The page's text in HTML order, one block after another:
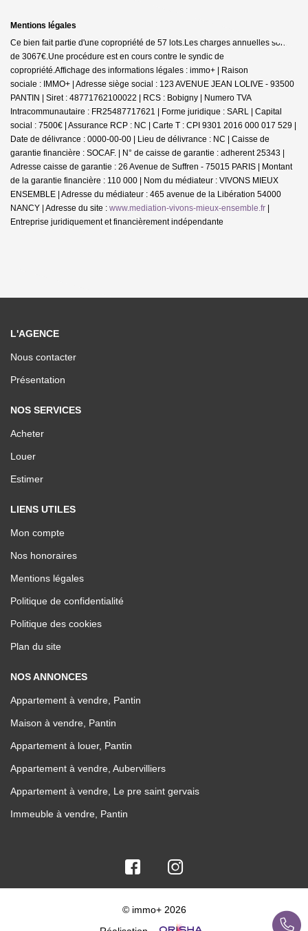
Mentions légales
Ce bien fait partie d'une copropriété de 57 lots.Les charges annuelles sont
de 3067€. Une procédure est en cours contre le syndic de
copropriété. Affichage des informations légales : immo+ | Raison
sociale : IMMO+ | Adresse siège social : 123 AVENUE JEAN LOLIVE - 93500
PANTIN | Siret : 48771762100022 | RCS : Bobigny | Numero TVA
Intracommunautaire : FR25487717621 | Forme juridique : SARL | Capital
social : 7500€ | Assurance RCP : NC | Carte T : CPI 9301 2016 000 017 529 |
Date de délivrance : 0000-00-00 | Lieu de délivrance : NC | Caisse de
garantie financière : SOCAF. | N° de caisse de garantie : adherent 25343 |
Adresse caisse de garantie : 26 Avenue de Suffren - 75015 PARIS | Montant
de la garantie financière : 110 000 | Nom du médiateur : VIVONS MIEUX
ENSEMBLE | Adresse du médiateur : 465 avenue de la Libération 54000
NANCY | Adresse du site : www.mediation-vivons-mieux-ensemble.fr |
Entreprise juridiquement et financièrement indépendante
L'AGENCE
Nous contacter
Présentation
NOS SERVICES
Acheter
Louer
Estimer
LIENS UTILES
Mon compte
Nos honoraires
Mentions légales
Politique de confidentialité
Politique des cookies
Plan du site
NOS ANNONCES
Appartement à vendre, Pantin
Maison à vendre, Pantin
Appartement à louer, Pantin
Appartement à vendre, Aubervilliers
Appartement à vendre, Le pre saint gervais
Immeuble à vendre, Pantin
© immo+ 2026